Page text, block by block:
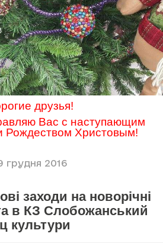
друзья!
Вас с наступающим
Рождеством Христовым!
грудня 2016
заходи на новорічні
в КЗ Слобожанський
культури